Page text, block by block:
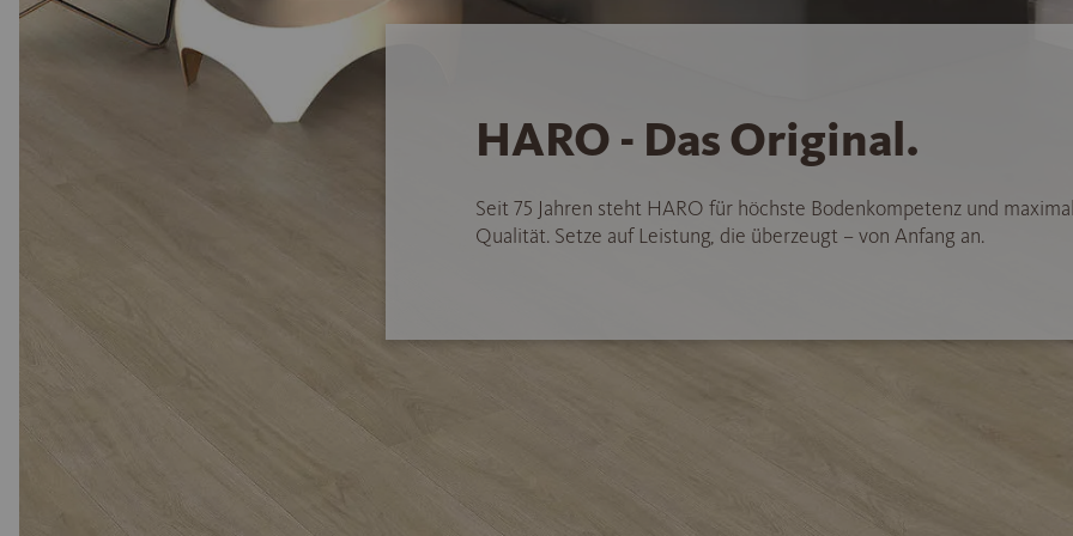
HARO - Das Original.
Seit 75 Jahren steht HARO für höchste Bodenkompetenz und
Qualität. Setze auf Leistung, die überzeugt – von Anfang an.